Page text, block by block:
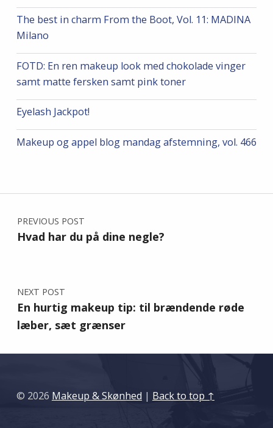
The best in charm From the Boot, Vol. 11: MADINA
Milano
FOTD: En ren makeup look med chokolade vinger
samt matte fersken samt pink toner
Eyelash Jackpot!
Makeup og appel blog mandag afstemning, vol. 466
Post navigation
PREVIOUS POST
Hvad har du på dine negle?
NEXT POST
En hurtig makeup tip: til brændende røde
læber, sæt grænser
© 2026 Makeup & Skønhed | Back to top ↑